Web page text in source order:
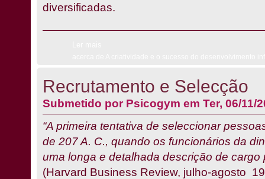
diversificadas.
Recrutamento e Selecção
Submetido por Psicogym em Ter, 06/11/
“A primeira tentativa de seleccionar
de 207 A. C., quando os funcionários da
uma longa e detalhada descrição de cargo
(Harvard Business Review, julho-agosto